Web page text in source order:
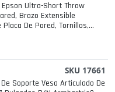
Ultra-Short Throw
Brazo Extensible
De Pared, Tornillos,
Con Placa De
SKU 17661
Soporte Vesa Articulado De